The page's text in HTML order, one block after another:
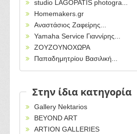
studio LAGOPATIS photogra...
Homemakers.gr
Αναστάσιος Ζαφείρης...
Yamaha Service Γιαννίρης...
ΖΟΥΖΟΥΝΟΧΩΡΑ
Παπαδημητρίου Βασιλική...
Στην ίδια κατηγορία
Gallery Nektarios
BEYOND ART
ARTION GALLERIES